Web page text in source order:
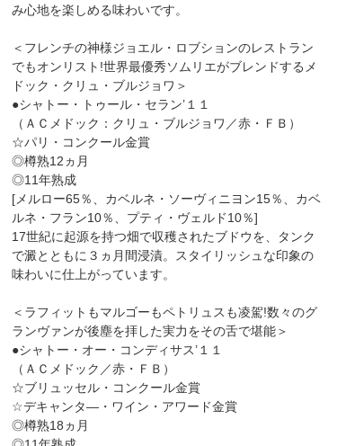
み心地を楽しめる味わいです。
＜フレンチの神様ジョエル・ロブションのレストラン
でもオンリスト!世界最優秀ソムリエがブレンドするメ
ドック・クリュ・ブルジョワ＞
●シャトー・トゥール・セラン’１１
（ＡＣメドック：クリュ・ブルジョワ／赤・ＦＢ）
☆パリ・コンクール金賞
◎樽熟12ヵ月
◎11年熟成
[メルロー65％、カベルネ・ソーヴィニヨン15％、カベ
ルネ・フラン10％、プティ・ヴェルド10％]
17世紀に起源を持つ畑で収穫されたブドウを、タンク
で澱とともに３ヵ月間浸漬。スタイリッシュな印象の
味わいに仕上がっています。
＜ラフィットもマルゴーもペトリュスも凌駕!数々のグ
ランヴァンが後塵を拝した実力をその舌で堪能＞
●シャトー・オー・コンディサス’１１
（ＡＣメドック／赤・ＦＢ）
☆ブリュッセル・コンクール金賞
☆デキャンタ―・ワイン・アワード金賞
◎樽熟18ヵ月